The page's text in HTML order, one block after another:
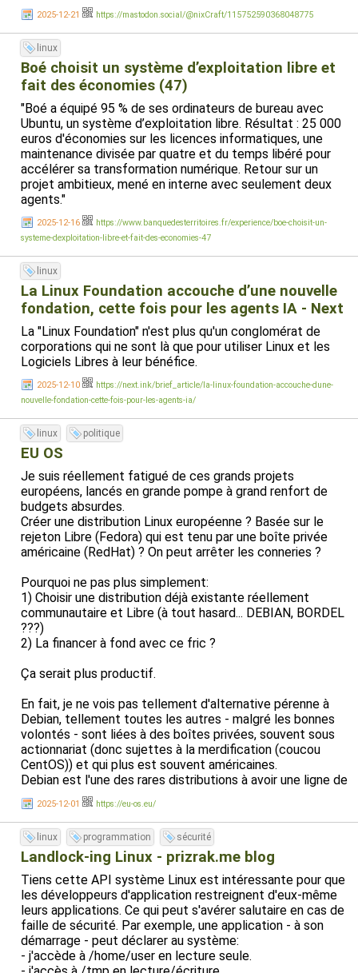
2025-12-21 https://mastodon.social/@nixCraft/115752590368048775
linux
Boé choisit un système d’exploitation libre et
fait des économies (47)
"Boé a équipé 95 % de ses ordinateurs de bureau avec
Ubuntu, un système d’exploitation libre. Résultat : 25 000
euros d'économies sur les licences informatiques, une
maintenance divisée par quatre et du temps libéré pour
accélérer sa transformation numérique. Retour sur un
projet ambitieux, mené en interne avec seulement deux
agents."
2025-12-16
https://www.banquedesterritoires.fr/experience/boe-choisit-un-
systeme-dexploitation-libre-et-fait-des-economies-47
linux
La Linux Foundation accouche d’une nouvelle
fondation, cette fois pour les agents IA - Next
La "Linux Foundation" n'est plus qu'un conglomérat de
corporations qui ne sont là que pour utiliser Linux et les
Logiciels Libres à leur bénéfice.
2025-12-10
https://next.ink/brief_article/la-linux-foundation-accouche-dune-
nouvelle-fondation-cette-fois-pour-les-agents-ia/
linux politique
EU OS
Je suis réellement fatigué de ces grands projets
européens, lancés en grande pompe à grand renfort de
budgets absurdes.
Créer une distribution Linux européenne ? Basée sur le
rejeton Libre (Fedora) qui est tenu par une boîte privée
américaine (RedHat) ? On peut arrêter les conneries ?
Pourquoi ne pas plus simplement:
1) Choisir une distribution déjà existante réellement
communautaire et Libre (à tout hasard... DEBIAN, BORDEL
???)
2) La financer à fond avec ce fric ?
Ça serait plus productif.
En fait, je ne vois pas tellement d'alternative pérenne à
Debian, tellement toutes les autres - malgré les bonnes
volontés - sont liées à des boîtes privées, souvent sous
actionnariat (donc sujettes à la merdification (coucou
CentOS)) et qui plus est souvent américaines.
Debian est l'une des rares distributions à avoir une ligne de
conduite (Debian Social Contract) et une gestion
démocratique.
Même Ubuntu, hein, je ne donne pas cher de sa peau si
Canonial passe l'arme à gauche ou part en vrille (Et c'est
d'ailleurs très probablement pour cela que Linux Mint
maintient une version LMDE (Linux Mint Debian Edition) au
cas où les choses tourneraient mal avec Ubuntu, j'imagine.)
2025-12-01 https://eu-os.eu/
linux programmation sécurité
Landlock-ing Linux - prizrak.me blog
Tiens cette API système Linux est intéressante pour que
les développeurs d'application restreignent d'eux-même
leurs applications. Ce qui peut s'avérer salutaire en cas de
faille de sécurité. Par exemple, une application - à son
démarrage - peut déclarer au système:
- j'accède à /home/user en lecture seule.